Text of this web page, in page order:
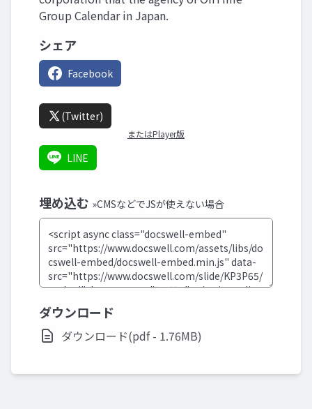
Group Calendar in Japan.
シェア
Facebook
(Twitter)
またはPlayer版
LINE
埋め込む »CMSなどでJSが使えない場合
ダウンロード
ダウンロード(pdf - 1.76MB)